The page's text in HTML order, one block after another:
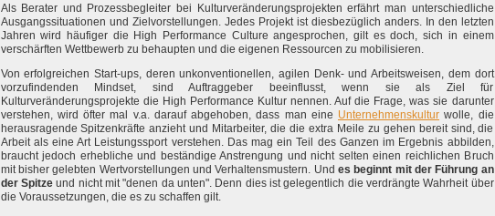
Als Berater und Prozessbegleiter bei Kulturveränderungsprojekten erfährt man unterschiedliche
Ausgangssituationen und Zielvorstellungen. Jedes Projekt ist diesbezüglich anders. In den letzten
Jahren wird häufiger die High Performance Culture angesprochen, gilt es doch, sich in einem
verschärften Wettbewerb zu behaupten und die eigenen Ressourcen zu mobilisieren.
Von erfolgreichen Start-ups, deren unkonventionellen, agilen Denk- und Arbeitsweisen, dem dort
vorzufindenden Mindset, sind Auftraggeber beeinflusst, wenn sie als Ziel für
Kulturveränderungsprojekte die High Performance Kultur nennen. Auf die Frage, was sie darunter
verstehen, wird öfter mal v.a. darauf abgehoben, dass man eine Unternehmenskultur wolle, die
herausragende Spitzenkräfte anzieht und Mitarbeiter, die die extra Meile zu gehen bereit sind, die
Arbeit als eine Art Leistungssport verstehen. Das mag ein Teil des Ganzen im Ergebnis abbilden,
braucht jedoch erhebliche und beständige Anstrengung und nicht selten einen reichlichen Bruch
mit bisher gelebten Wertvorstellungen und Verhaltensmustern. Und es beginnt mit der Führung an
der Spitzeund nicht mit "denen da unten". Denn dies ist gelegentlich die verdrängte Wahrheit über
die Voraussetzungen, die es zu schaffen gilt.